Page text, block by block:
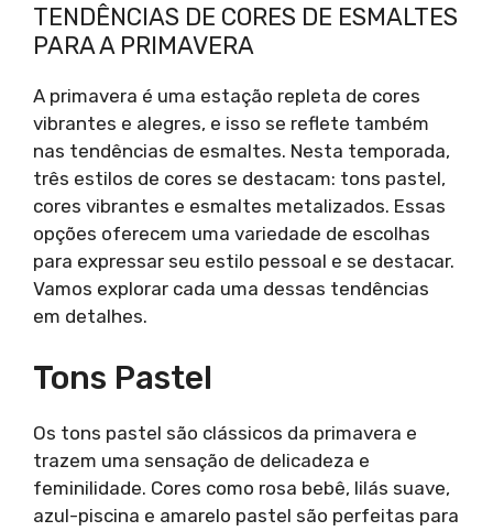
TENDÊNCIAS DE CORES DE ESMALTES
PARA A PRIMAVERA
A primavera é uma estação repleta de cores
vibrantes e alegres, e isso se reflete também
nas tendências de esmaltes. Nesta temporada,
três estilos de cores se destacam: tons pastel,
cores vibrantes e esmaltes metalizados. Essas
opções oferecem uma variedade de escolhas
para expressar seu estilo pessoal e se destacar.
Vamos explorar cada uma dessas tendências
em detalhes.
Tons Pastel
Os tons pastel são clássicos da primavera e
trazem uma sensação de delicadeza e
feminilidade. Cores como rosa bebê, lilás suave,
azul-piscina e amarelo pastel são perfeitas para